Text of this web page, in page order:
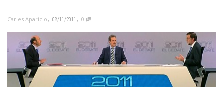
Carles Aparicio, 08/11/2011 , 0